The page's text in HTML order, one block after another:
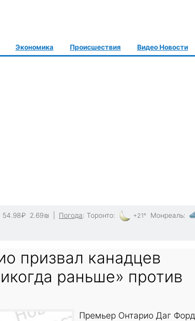
Экономика Происшествия Видео Новости
54.98₽ 2.69₪ Погода: Торонто: +21° Монреаль:
призвал канадцев
раньше» против
Премьер Онтарио Даг Форд